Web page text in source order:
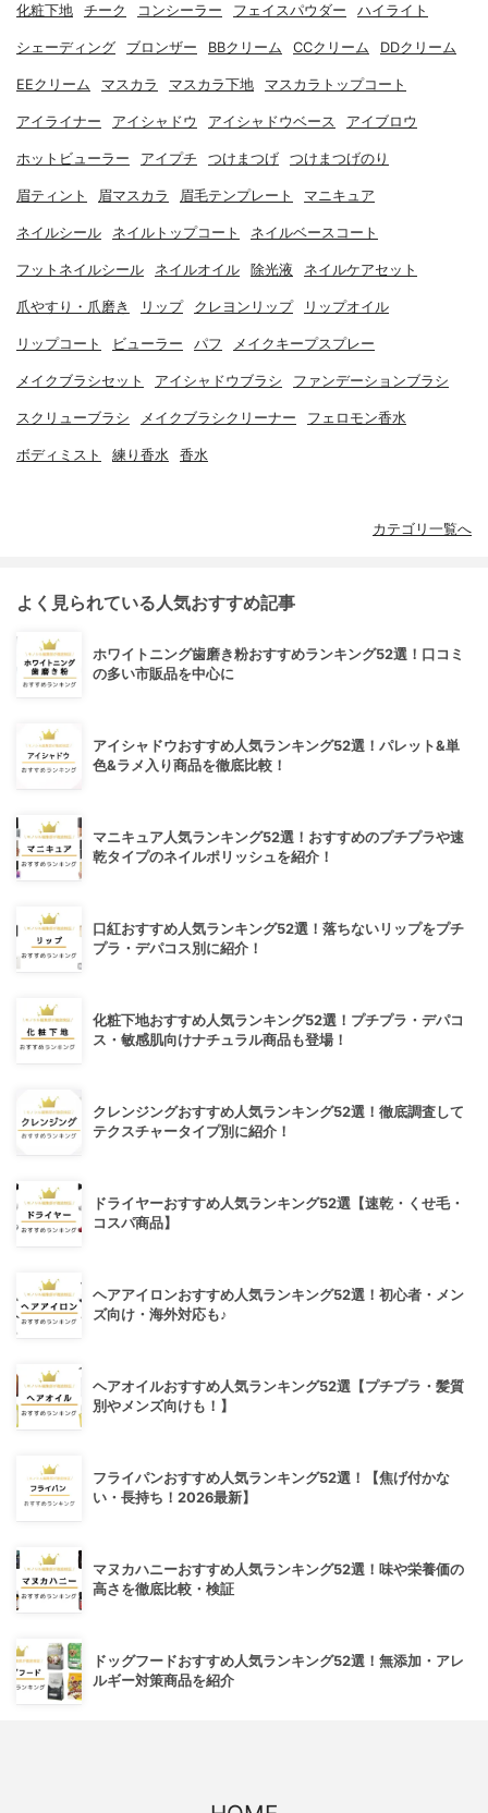
化粧下地 チーク コンシーラー フェイスパウダー ハイライト
シェーディング ブロンザー BBクリーム CCクリーム DDクリーム
EEクリーム マスカラ マスカラ下地 マスカラトップコート
アイライナー アイシャドウ アイシャドウベース アイブロウ
ホットビューラー アイプチ つけまつげ つけまつげのり
眉ティント 眉マスカラ 眉毛テンプレート マニキュア
ネイルシール ネイルトップコート ネイルベースコート
フットネイルシール ネイルオイル 除光液 ネイルケアセット
爪やすり・爪磨き リップ クレヨンリップ リップオイル
リップコート ビューラー パフ メイクキープスプレー
メイクブラシセット アイシャドウブラシ ファンデーションブラシ
スクリューブラシ メイクブラシクリーナー フェロモン香水
ボディミスト 練り香水 香水
カテゴリ一覧へ
よく見られている人気おすすめ記事
ホワイトニング歯磨き粉おすすめランキング52選！口コミ
の多い市販品を中心に
アイシャドウおすすめ人気ランキング52選！パレット&単
色&ラメ入り商品を徹底比較！
マニキュア人気ランキング52選！おすすめのプチプラや速
乾タイプのネイルポリッシュを紹介！
口紅おすすめ人気ランキング52選！落ちないリップをプチ
プラ・デパコス別に紹介！
化粧下地おすすめ人気ランキング52選！プチプラ・デパコ
ス・敏感肌向けナチュラル商品も登場！
クレンジングおすすめ人気ランキング52選！徹底調査して
テクスチャータイプ別に紹介！
ドライヤーおすすめ人気ランキング52選【速乾・くせ毛・
コスパ商品】
ヘアアイロンおすすめ人気ランキング52選！初心者・メン
ズ向け・海外対応も♪
ヘアオイルおすすめ人気ランキング52選【プチプラ・髪質
別やメンズ向けも！】
フライパンおすすめ人気ランキング52選！【焦げ付かな
い・長持ち！2026最新】
マヌカハニーおすすめ人気ランキング52選！味や栄養価の
高さを徹底比較・検証
ドッグフードおすすめ人気ランキング52選！無添加・アレ
ルギー対策商品を紹介